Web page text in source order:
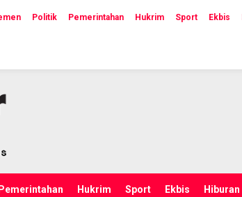
Politik Pemerintahan Hukrim Sport Ekbis
Pemerintahan Hukrim Sport Ekbis Hiburan